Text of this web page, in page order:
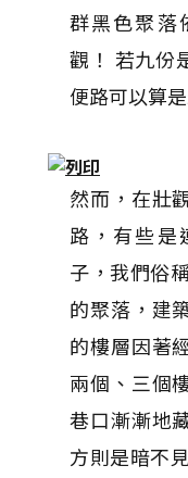
群黑色聚落
觀！ 若九份
便路可以算
然而，在壯
路，有些是
子，我們俗
的聚落，建
的樓層因著
兩個、三個
巷口漸漸地
方則是暗不